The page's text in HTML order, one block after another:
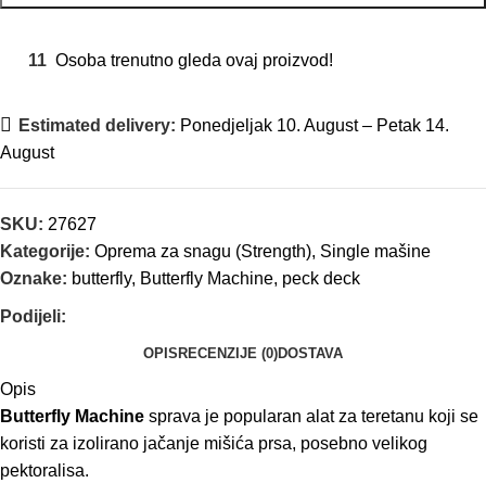
11 Osoba trenutno gleda ovaj proizvod!
Estimated delivery: Ponedjeljak 10. August – Petak 14.
August
SKU: 27627
Kategorije: Oprema za snagu (Strength), Single mašine
Oznake: butterfly, Butterfly Machine, peck deck
Podijeli:
OPIS RECENZIJE (0)DOSTAVA
Opis
Butterfly Machine sprava je popularan alat za teretanu koji se
koristi za izolirano jačanje mišića prsa, posebno velikog
pektoralisa.